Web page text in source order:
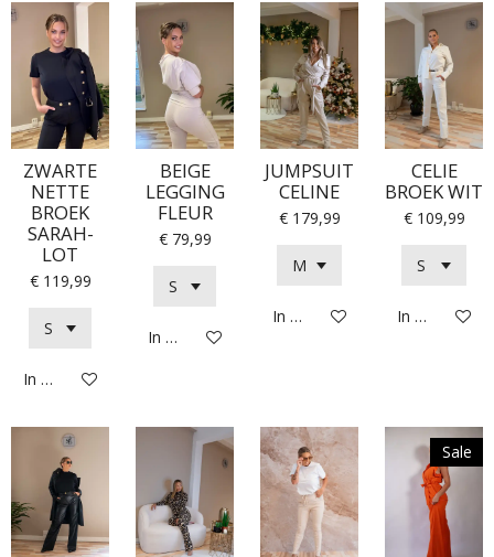
ZWARTE
NETTE
BROEK
SARAH-
LOT
€ 119,99
In winkelwagen
BEIGE
LEGGING
FLEUR
€ 79,99
In winkelwagen
JUMPSUIT
CELINE
€ 179,99
In winkelwagen
CELIE
BROEK WIT
€ 109,99
In
Sale